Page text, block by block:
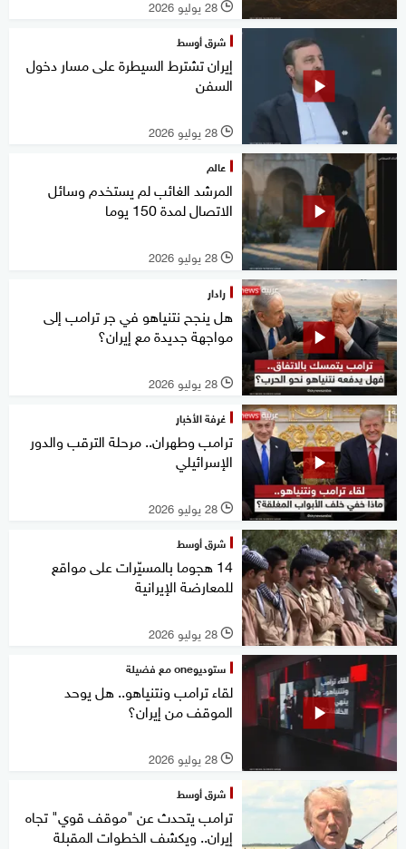
l 28 يوليو 2026
شرق أوسط
إيران تشترط السيطرة على مسار دخول
السفن
l 28 يوليو 2026
عالم
المرشد الغائب لم يستخدم وسائل
الاتصال لمدة 150 يوما
l 28 يوليو 2026
رادار
هل ينجح نتنياهو في جر ترامب إلى
مواجهة جديدة مع إيران؟
l 28 يوليو 2026
غرفة الأخبار
ترامب وطهران.. مرحلة الترقب والدور
الإسرائيلي
l 28 يوليو 2026
شرق أوسط
14 هجوما بالمسيّرات على مواقع
للمعارضة الإيرانية
l 28 يوليو 2026
ستوديوone مع فضيلة
لقاء ترامب ونتنياهو.. هل يوحد
الموقف من إيران؟
l 28 يوليو 2026
شرق أوسط
ترامب يتحدث عن "موقف قوي" تجاه
إيران.. ويكشف الخطوات المقبلة